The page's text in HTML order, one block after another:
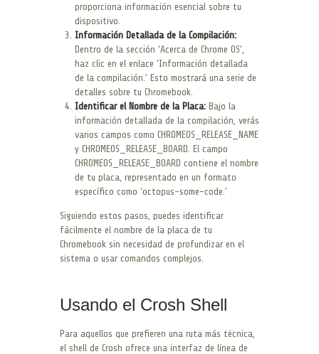
proporciona información esencial sobre tu
dispositivo.
Información Detallada de la Compilación:
Dentro de la sección ‘Acerca de Chrome OS’,
haz clic en el enlace ‘Información detallada
de la compilación.’ Esto mostrará una serie de
detalles sobre tu Chromebook.
Identificar el Nombre de la Placa: Bajo la
información detallada de la compilación, verás
varios campos como CHROMEOS_RELEASE_NAME
y CHROMEOS_RELEASE_BOARD. El campo
CHROMEOS_RELEASE_BOARD contiene el nombre
de tu placa, representado en un formato
específico como ‘octopus-some-code.’
Siguiendo estos pasos, puedes identificar
fácilmente el nombre de la placa de tu
Chromebook sin necesidad de profundizar en el
sistema o usar comandos complejos.
Usando el Crosh Shell
Para aquellos que prefieren una ruta más técnica,
el shell de Crosh ofrece una interfaz de línea de